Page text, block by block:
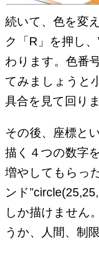
続いて、色を変
ク「R」を押し
わります。色番
てみましょうと
具合を見て回りま
その後、座標と
描く４つの数字
増やしてもらっ
ンド
しか描けません
うか、人間、制